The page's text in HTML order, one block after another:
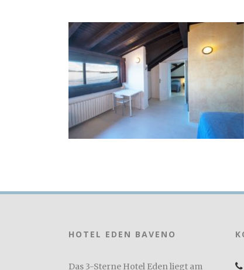
HOTEL EDEN BAVENO
Das 3-Sterne Hotel Eden liegt am